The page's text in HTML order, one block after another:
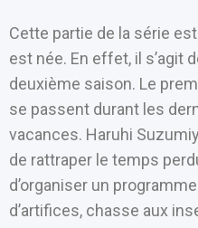
Cette partie de la série
est née. En effet, il s’agit
deuxième saison. Le
se passent durant les
vacances. Haruhi
de rattraper le temps
d’organiser un
d’artifices, chasse aux